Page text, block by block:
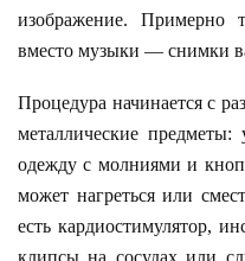
изображение. Примерно
вместо музыки — снимки
Процедура начинается с
металлические
одежду с молниями и
может нагреться или
есть кардиостимулятор,
клипсы на сосудах или